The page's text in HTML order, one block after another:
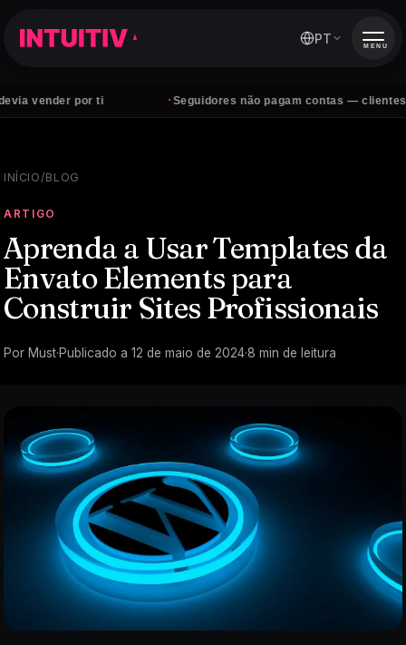
por ti Seguidores não pagam contas — clientes sim
PT MENU
INÍCIO/BLOG
ARTIGO
Aprenda a Usar Templates da
Envato Elements para
Construir Sites Profissionais
Por Must·Publicado a 12 de maio de 2024·8 min de leitura